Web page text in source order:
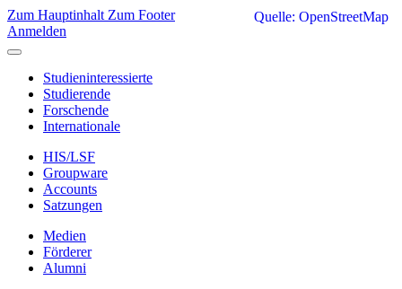
Zum Hauptinhalt Zum Footer
Anmelden
Studieninteressierte
Studierende
Forschende
Internationale
HIS/LSF
Groupware
Accounts
Satzungen
Medien
Förderer
Alumni
Quelle: OpenStreetMap